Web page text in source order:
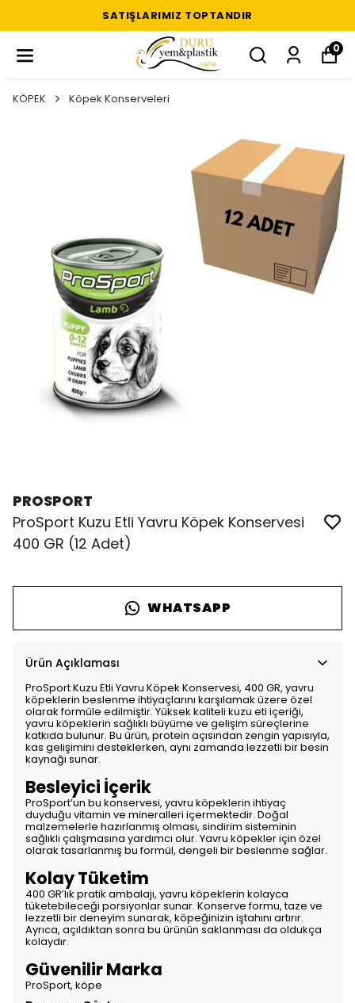
SATIŞLARIMIZ TOPTANDIR
0
KÖPEK Köpek Konserveleri
PROSPORT
ProSport Kuzu Etli Yavru Köpek Konservesi
400 GR (12 Adet)
WHATSAPP
Ürün Açıklaması
ProSport Kuzu Etli Yavru Köpek Konservesi, 400 GR, yavru
köpeklerin beslenme ihtiyaçlarını karşılamak üzere özel
olarak formüle edilmiştir. Yüksek kaliteli kuzu eti içeriği,
yavru köpeklerin sağlıklı büyüme ve gelişim süreçlerine
katkıda bulunur. Bu ürün, protein açısından zengin yapısıyla,
kas gelişimini desteklerken, aynı zamanda lezzetli bir besin
kaynağı sunar.
Besleyici İçerik
ProSport’un bu konservesi, yavru köpeklerin ihtiyaç
duyduğu vitamin ve mineralleri içermektedir. Doğal
malzemelerle hazırlanmış olması, sindirim sisteminin
sağlıklı çalışmasına yardımcı olur. Yavru köpekler için özel
olarak tasarlanmış bu formül, dengeli bir beslenme sağlar.
Kolay Tüketim
400 GR’lık pratik ambalajı, yavru köpeklerin kolayca
tüketebileceği porsiyonlar sunar. Konserve formu, taze ve
lezzetli bir deneyim sunarak, köpeğinizin iştahını artırır.
Ayrıca, açıldıktan sonra bu ürünün saklanması da oldukça
kolaydır.
Güvenilir Marka
ProSport, köpe